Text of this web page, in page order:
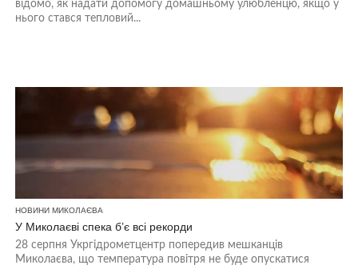
відомо, як надати допомогу домашньому улюбленцю, якщо у
нього стався тепловий...
НОВИНИ МИКОЛАЄВА
У Миколаєві спека б’є всі рекорди
28 серпня Укргідрометцентр попередив мешканців
Миколаєва, що температура повітря не буде опускатися